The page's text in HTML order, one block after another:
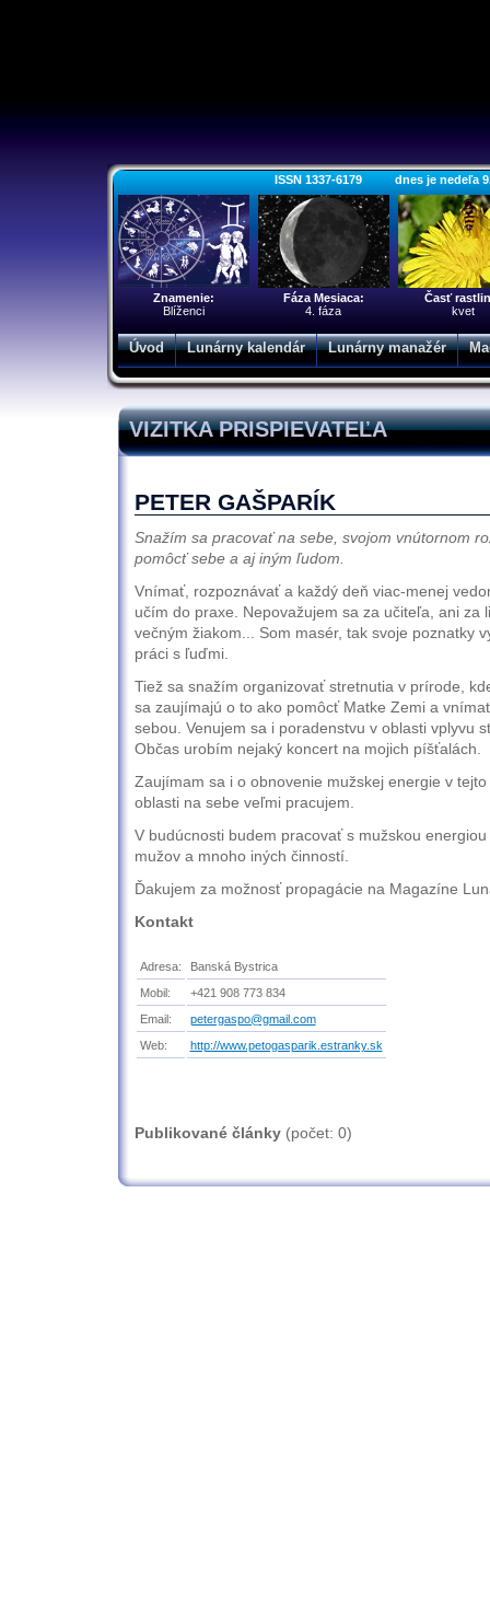
ISSN 1337-6179 dnes je nedeľa 9.
Znamenie:
Blíženci
Fáza Mesiaca:
4. fáza
Časť
kvet
Úvod Lunárny kalendár Lunárny manažér
VIZITKA PRISPIEVATEĽA
PETER GAŠPARÍK
Snažím sa pracovať na sebe, svojom vnútornom
pomôcť sebe a aj iným ľudom.
Vnímať, rozpoznávať a každý deň viac-menej
učím do praxe. Nepovažujem sa za učiteľa, ani za
večným žiakom... Som masér, tak svoje poznatky
práci s ľuďmi.
Tiež sa snažím organizovať stretnutia v prírode,
sa zaujímajú o to ako pomôcť Matke Zemi a
sebou. Venujem sa i poradenstvu v oblasti vplyvu
Občas urobím nejaký koncert na mojich píšťalách.
Zaujímam sa i o obnovenie mužskej energie v
oblasti na sebe veľmi pracujem.
V budúcnosti budem pracovať s mužskou
mužov a mnoho iných činností.
Ďakujem za možnosť propagácie na Magazíne
Kontakt
Adresa:
Banská Bystrica
Mobil:
+421 908 773 834
Email:
petergaspo@gmail.com
Web:
http://www.petogasparik.estranky.sk
Publikované články(počet: 0)